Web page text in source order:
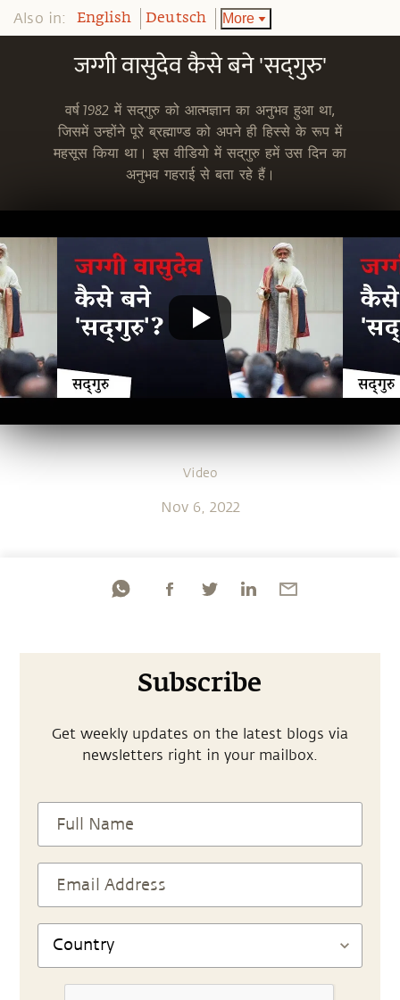
Also in: English Deutsch More
जग्गी वासुदेव कैसे बने 'सद्‌गुरु'
वर्ष 1982 में सद्‌गुरु को आत्मज्ञान का अनुभव हुआ था,
जिसमें उन्होंने पूरे ब्रह्माण्ड को अपने ही हिस्से के रूप में
महसूस किया था। इस वीडियो में सद्‌गुरु हमें उस दिन का
अनुभव गहराई से बता रहे हैं।
Video
Nov 6, 2022
Subscribe
Get weekly updates on the latest blogs via
newsletters right in your mailbox.